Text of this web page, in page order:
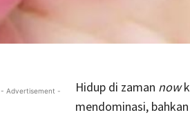
- Advertisement - Hidup di zaman now
mendominasi,